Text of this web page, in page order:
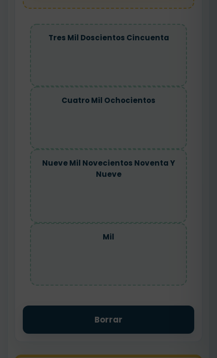
Tres Mil Doscientos Cincuenta
Cuatro Mil Ochocientos
Nueve Mil Novecientos Noventa Y
Nueve
Mil
Borrar